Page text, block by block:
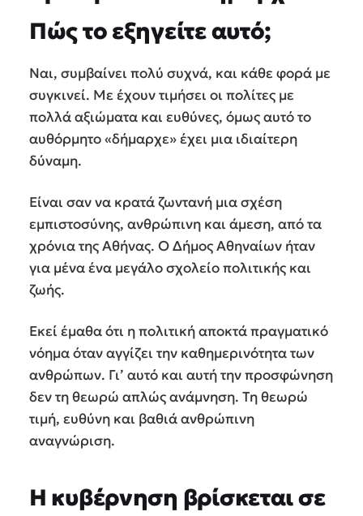
Πώς το εξηγείτε αυτό;
Ναι, συμβαίνει πολύ συχνά, και κάθε φορά με
συγκινεί. Με έχουν τιμήσει οι πολίτες με
πολλά αξιώματα και ευθύνες, όμως αυτό το
αυθόρμητο «δήμαρχε» έχει μια ιδιαίτερη
δύναμη.
Είναι σαν να κρατά ζωντανή μια σχέση
εμπιστοσύνης, ανθρώπινη και άμεση, από τα
χρόνια της Αθήνας. Ο Δήμος Αθηναίων ήταν
για μένα ένα μεγάλο σχολείο πολιτικής και
ζωής.
Εκεί έμαθα ότι η πολιτική αποκτά πραγματικό
νόημα όταν αγγίζει την καθημερινότητα των
ανθρώπων. Γι’ αυτό και αυτή την προσφώνηση
δεν τη θεωρώ απλώς ανάμνηση. Τη θεωρώ
τιμή, ευθύνη και βαθιά ανθρώπινη
αναγνώριση.
Η κυβέρνηση βρίσκεται σε